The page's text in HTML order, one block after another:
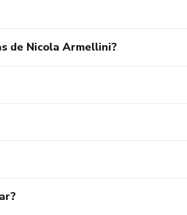
de Nicola Armellini?